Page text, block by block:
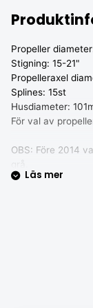
Propeller
Stigning: 15-21"
Propelleraxel
Splines: 15st
Husdiameter:
För val av
OBS: Före 2014
Blanda aldrig
Läs mer